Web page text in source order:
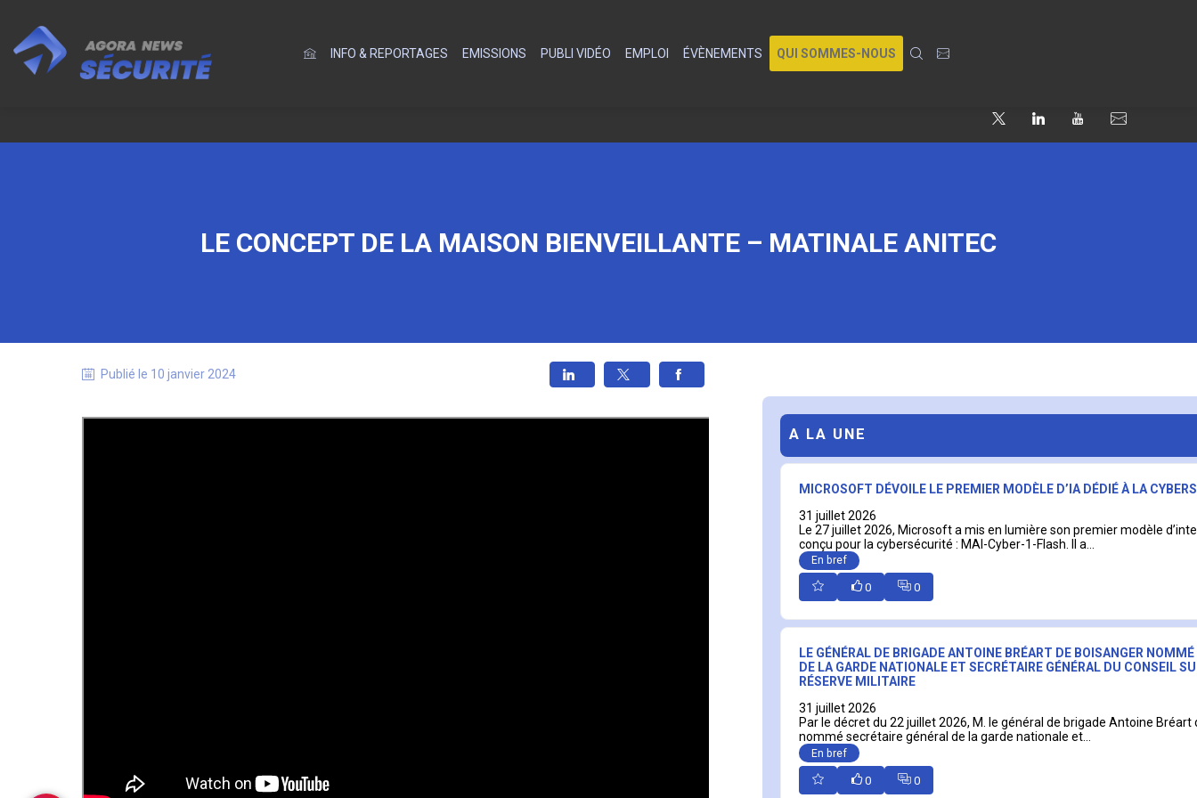
INFO & REPORTAGES EMISSIONS PUBLI VIDÉO EMPLOI ÉVÈNEMENTS QUI SOMMES-NOUS
LE CONCEPT DE LA MAISON BIENVEILLANTE – MATINALE ANITEC
Publié le 10 janvier 2024
A LA UNE
MICROSOFT DÉVOILE LE PREMIER MODÈLE D’IA DÉDIÉ À LA
31 juillet 2026
Le 27 juillet 2026, Microsoft a mis en lumière son premier modèle
conçu pour la cybersécurité : MAI-Cyber-1-Flash. Il a...
En bref
0 0
LE GÉNÉRAL DE BRIGADE ANTOINE BRÉART DE BOISANGER
DE LA GARDE NATIONALE ET SECRÉTAIRE GÉNÉRAL DU CONSEIL
RÉSERVE MILITAIRE
31 juillet 2026
Par le décret du 22 juillet 2026, M. le général de brigade Antoine Bréart
nommé secrétaire général de la garde nationale et...
En bref
0 0